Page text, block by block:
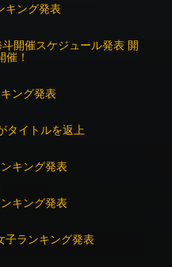
キング発表
開催スケジュール発表 開
！
ング発表
タイトルを返上
キング発表
キング発表
子ランキング発表